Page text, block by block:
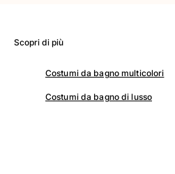
T-shirt
Camicie
Bermuda
Scopri di più
Costumi da bagno multicolori
Costumi da bagno di lusso